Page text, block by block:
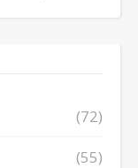
(72)
(55)